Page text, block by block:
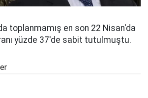
toplanmamış en son 22 Nisan'da
yüzde 37'de sabit tutulmuştu.